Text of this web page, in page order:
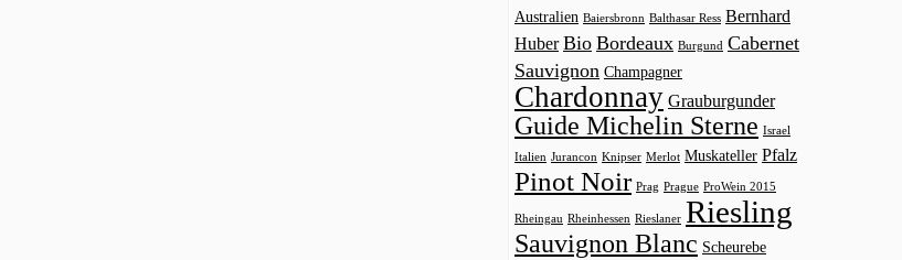
Australien Baiersbronn Balthasar Ress Bernhard
Huber Bio Bordeaux Burgund Cabernet
Sauvignon Champagner
Chardonnay Grauburgunder
Guide Michelin Sterne Israel
Italien Jurancon Knipser Merlot Muskateller Pfalz
Pinot Noir Prag Prague ProWein 2015
Rheingau Rheinhessen Rieslaner Riesling
Sauvignon Blanc Scheurebe